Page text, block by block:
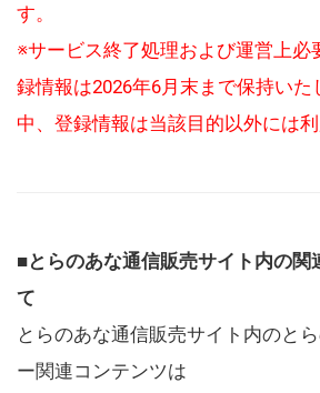
す。
※サービス終了処理および運営上必
録情報は2026年6月末まで保持いた
中、登録情報は当該目的以外には利
■とらのあな通信販売サイト内の関
て
とらのあな通信販売サイト内のと
ー関連コンテンツは